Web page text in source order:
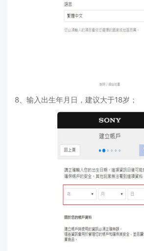
8、输入出生年月日，建议大于18岁；